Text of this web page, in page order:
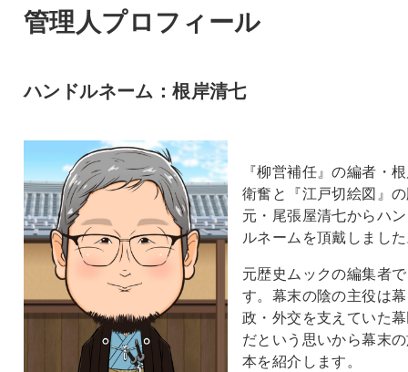
管理人プロフィール
ハンドルネーム：根岸清七
『柳営補任』の編者・
衛奮と『江戸切絵図』
元・尾張屋清七からハ
ルネームを頂戴しまし
元歴史ムックの編集者で
す。幕末の陰の主役は幕
政・外交を支えていた
だという思いから幕末
本を紹介します。